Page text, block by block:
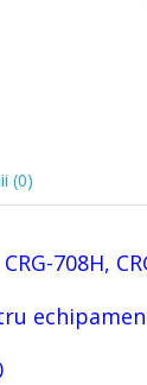
(0)
CRG-708H,